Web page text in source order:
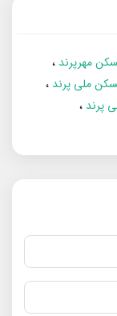
مهرپرند
ملی پرند
پرند